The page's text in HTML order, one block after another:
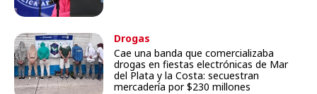
Drogas
Cae una banda que comercializaba
drogas en fiestas electrónicas de Mar
del Plata y la Costa: secuestran
mercadería por $230 millones